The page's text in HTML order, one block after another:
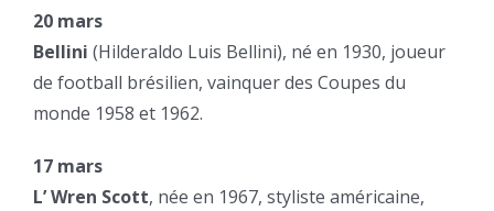
20 mars
Bellini (Hilderaldo Luis Bellini), né en 1930, joueur
de football brésilien, vainquer des Coupes du
monde 1958 et 1962.
17 mars
L’ Wren Scott, née en 1967, styliste américaine,